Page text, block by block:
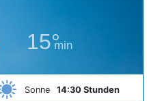
15°
min
Sonne 14:30 Stunden